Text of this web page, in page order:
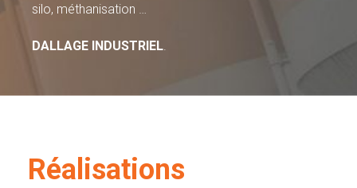
silo, méthanisation …
DALLAGE INDUSTRIEL.
Réalisations